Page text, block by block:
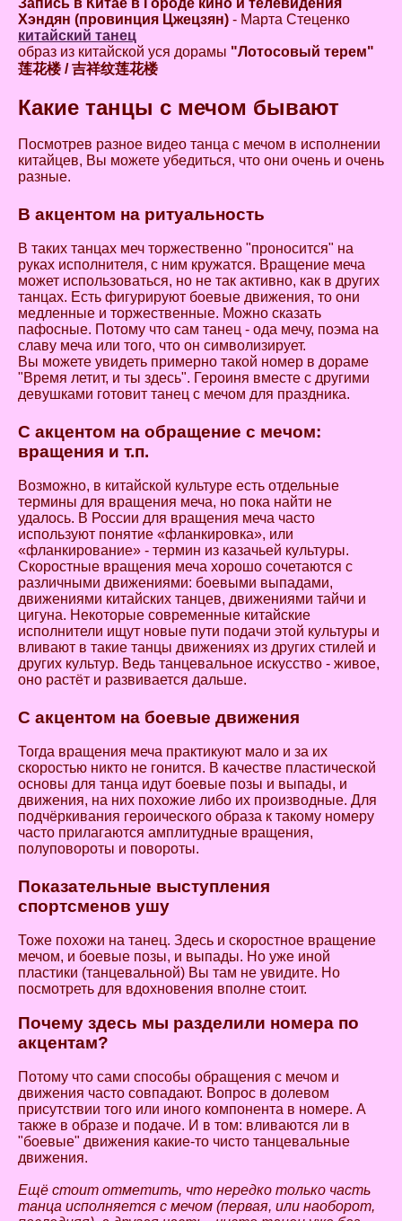
Запись в Китае в Городе кино и телевидения
Хэндян (провинция Цжецзян) - Марта Стеценко
китайский танец
образ из китайской уся дорамы "Лотосовый терем"
莲花楼 / 吉祥纹莲花楼
Какие танцы с мечом бывают
Посмотрев разное видео танца с мечом в исполнении
китайцев, Вы можете убедиться, что они очень и очень
разные.
В акцентом на ритуальность
В таких танцах меч торжественно "проносится" на
руках исполнителя, с ним кружатся. Вращение меча
может использоваться, но не так активно, как в других
танцах. Есть фигурируют боевые движения, то они
медленные и торжественные. Можно сказать
пафосные. Потому что сам танец - ода мечу, поэма на
славу меча или того, что он символизирует.
Вы можете увидеть примерно такой номер в дораме
"Время летит, и ты здесь". Героиня вместе с другими
девушками готовит танец с мечом для праздника.
С акцентом на обращение с мечом:
вращения и т.п.
Возможно, в китайской культуре есть отдельные
термины для вращения меча, но пока найти не
удалось. В России для вращения меча часто
используют понятие «фланкировка», или
«фланкирование» - термин из казачьей культуры.
Скоростные вращения меча хорошо сочетаются с
различными движениями: боевыми выпадами,
движениями китайских танцев, движениями тайчи и
цигуна. Некоторые современные китайские
исполнители ищут новые пути подачи этой культуры и
вливают в такие танцы движениях из других стилей и
других культур. Ведь танцевальное искусство - живое,
оно растёт и развивается дальше.
С акцентом на боевые движения
Тогда вращения меча практикуют мало и за их
скоростью никто не гонится. В качестве пластической
основы для танца идут боевые позы и выпады, и
движения, на них похожие либо их производные. Для
подчёркивания героического образа к такому номеру
часто прилагаются амплитудные вращения,
полуповороты и повороты.
Показательные выступления
спортсменов ушу
Тоже похожи на танец. Здесь и скоростное вращение
мечом, и боевые позы, и выпады. Но уже иной
пластики (танцевальной) Вы там не увидите. Но
посмотреть для вдохновения вполне стоит.
Почему здесь мы разделили номера по
акцентам?
Потому что сами способы обращения с мечом и
движения часто совпадают. Вопрос в долевом
присутствии того или иного компонента в номере. А
также в образе и подаче. И в том: вливаются ли в
"боевые" движения какие-то чисто танцевальные
движения.
Ещё стоит отметить, что нередко только часть
танца исполняется с мечом (первая, или наоборот,